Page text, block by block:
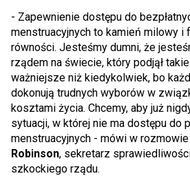
- Zapewnienie dostępu do
menstruacyjnych to kamień milowy i
równości. Jesteśmy dumni, że
rządem na świecie, który podjął
ważniejsze niż kiedykolwiek, bo
dokonują trudnych wyborów w
kosztami życia. Chcemy, aby już
sytuacji, w której nie ma dostępu do
menstruacyjnych - mówi w
Robinson, sekretarz
szkockiego rządu.